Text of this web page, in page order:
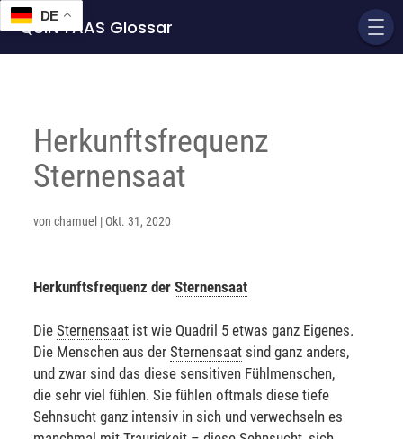
QUIN'TAAS Glossar
Herkunftsfrequenz
Sternensaat
vonchamuel | Okt. 31, 2020
Herkunftsfrequenz derSternensaat
DieSternensaat ist wie Quadril 5 etwas ganz Eigenes.
Die Menschen aus derSternensaat sind ganz anders,
und zwar sind das diese sensitiven Fühlmenschen,
die sehr viel fühlen. Sie fühlen oftmals diese tiefe
Sehnsucht ganz intensiv in sich und verwechseln es
DE